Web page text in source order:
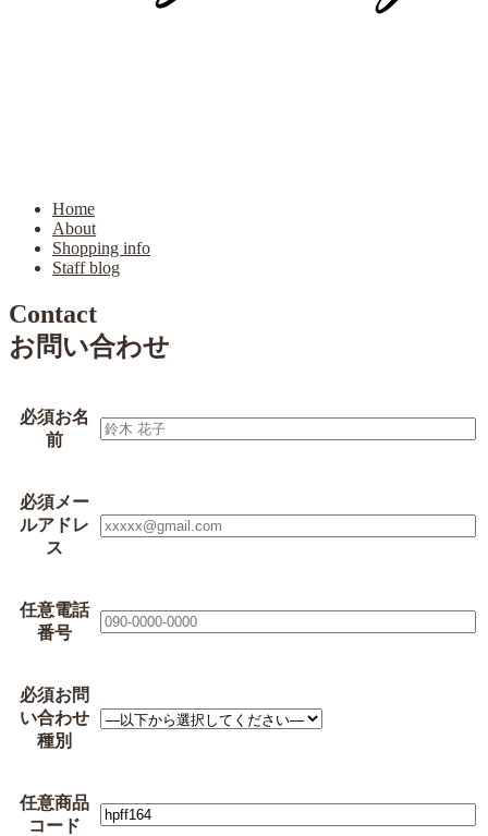
Home
About
Shopping info
Staff blog
Contact
お問い合わせ
必須お名
前
必須メー
ルアドレ
ス
任意電話
番号
必須お問
い合わせ
種別
任意商品
コード